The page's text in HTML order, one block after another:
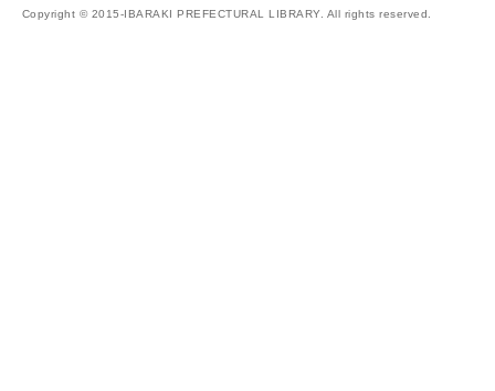
Copyright © 2015-IBARAKI PREFECTURAL LIBRARY. All rights reserved.